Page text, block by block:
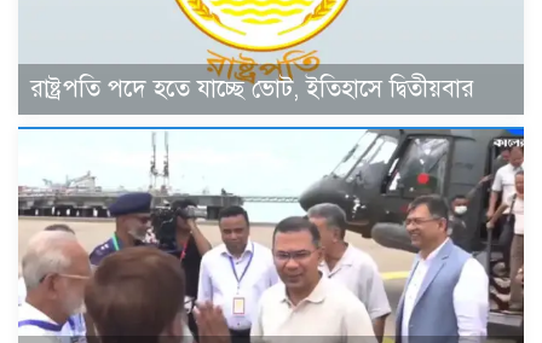
রাষ্ট্রপতি পদে হতে যাচ্ছে ভোট, ইতিহাসে দ্বিতীয়বার